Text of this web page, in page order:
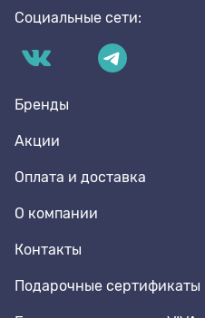
Социальные сети:
Бренды
Акции
Оплата и доставка
О компании
Контакты
Подарочные сертификаты